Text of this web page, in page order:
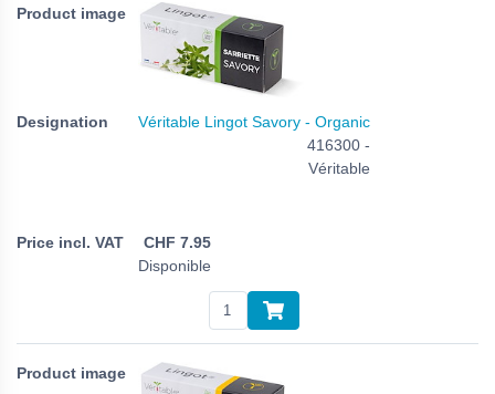
Véritable Lingot Savory - Organic
416300 -
Véritable
CHF 7.95
Disponible